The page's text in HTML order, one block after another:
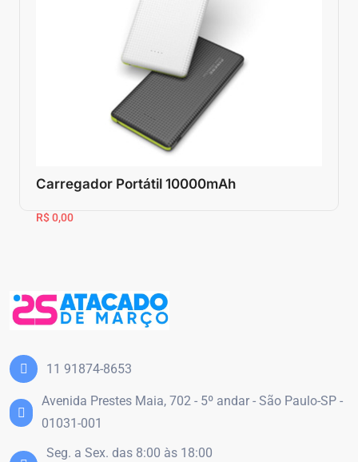
Carregador Portátil 10000mAh
R$ 0,00
11 91874-8653
Avenida Prestes Maia, 702 - 5º andar - São Paulo-SP -
01031-001
Seg. a Sex. das 8:00 às 18:00